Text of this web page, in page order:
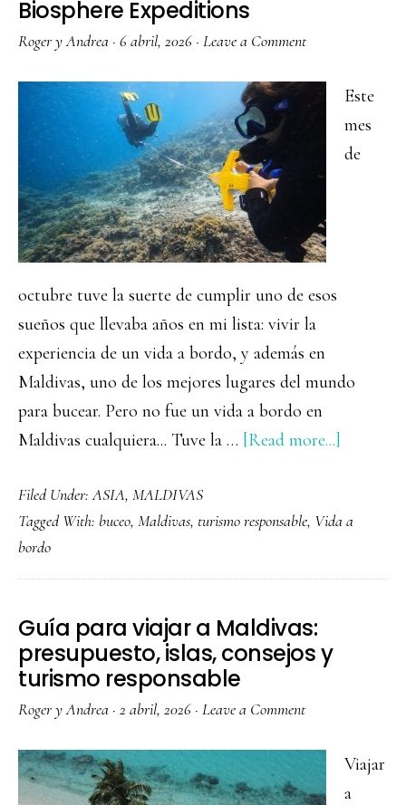
Biosphere Expeditions
Roger y Andrea · 6 abril, 2026 · Leave a Comment
Este
mes
de
octubre tuve la suerte de cumplir uno de esos
sueños que llevaba años en mi lista: vivir la
experiencia de un vida a bordo, y además en
Maldivas, uno de los mejores lugares del mundo
para bucear. Pero no fue un vida a bordo en
Maldivas cualquiera... Tuve la … [Read more...]
bordo
Maldivas:
buceo
con
Filed Under:ASIA, MALDIVAS
Tagged With: buceo, Maldivas, turismo responsable, Vida a
bordo
Guía para viajar a Maldivas:
presupuesto, islas, consejos y
turismo responsable
Roger y Andrea · 2 abril, 2026 · Leave a Comment
Viajar
a